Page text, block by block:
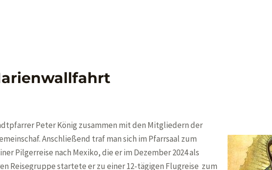
Peter König zusammen mit den Mitgliedern der
Anschließend traf man sich im Pfarrsaal zum
Pilgerreise nach Mexiko, die er im Dezember 2024 als
Reisegruppe startete er zu einer 12-tägigen Flugreise zum